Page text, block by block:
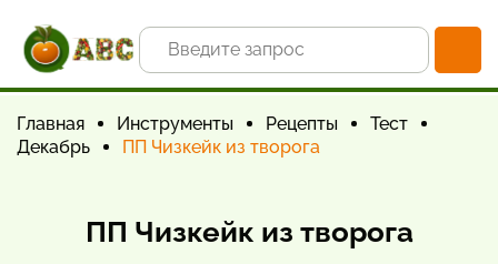
Главная Инструменты Рецепты
Тест
Декабрь
ПП Чизкейк из творога
ПП Чизкейк из творога